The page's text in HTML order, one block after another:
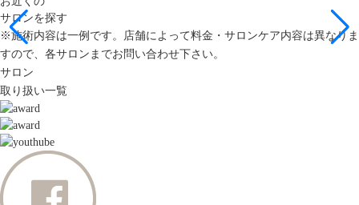
サロンを探す
※施術内容は一例です。店舗によって料金・サロンケア内容は異なりま
すので、各サロンまでお問い合わせ下さい。
サロン
取り扱い一覧